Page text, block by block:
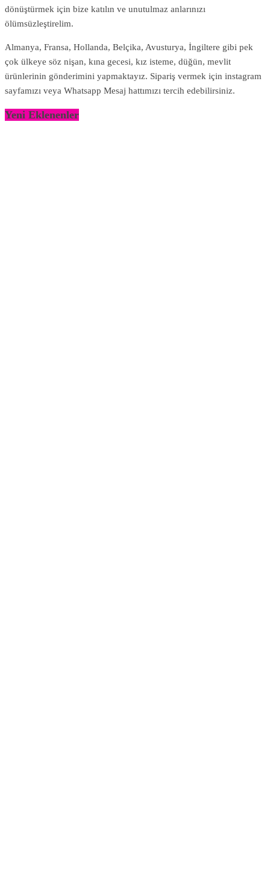
dönüştürmek için bize katılın ve unutulmaz anlarınızı
ölümsüzleştirelim.
Almanya, Fransa, Hollanda, Belçika, Avusturya, İngiltere gibi pek
çok ülkeye söz nişan, kına gecesi, kız isteme, düğün, mevlit
ürünlerinin gönderimini yapmaktayız. Sipariş vermek için instagram
sayfamızı veya Whatsapp Mesaj hattımızı tercih edebilirsiniz.
Yeni Eklenenler